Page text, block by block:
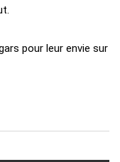
pour leur envie sur